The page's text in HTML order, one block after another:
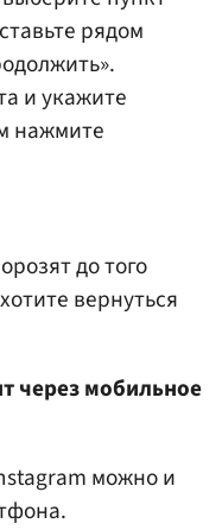
рядом
и укажите
нажмите
до того
вернуться
через мобильное
можно и